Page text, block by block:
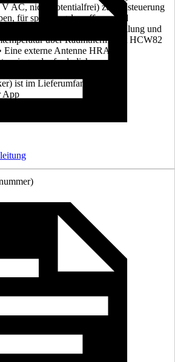
V AC, nicht potentialfrei) zur Ansteuerung
für spannungslos offene- und
Raumsollwerteinstellung und
über Raumthermostat HCW82
externe Antenne HRA80
zwingend erforderlich,
(1,9-m-Anschlussleitung mit
ist im Lieferumfang enthalten
App